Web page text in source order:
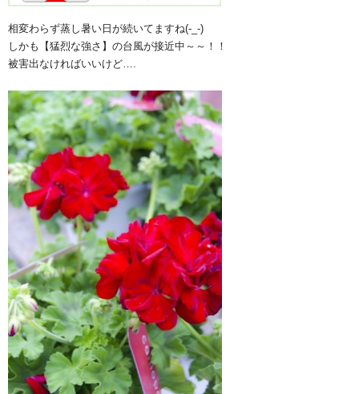
相変わらず蒸し暑い日が続いてますね(-_-)
しかも【猛烈な強さ】の台風が接近中～～！！
被害出なければいいけど….